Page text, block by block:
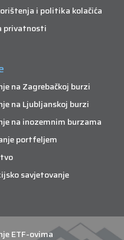
i politika kolačića
privatnosti
na Zagrebačkoj burzi
na Ljubljanskoj burzi
na inozemnim burzama
portfeljem
savjetovanje
ETF-ovima